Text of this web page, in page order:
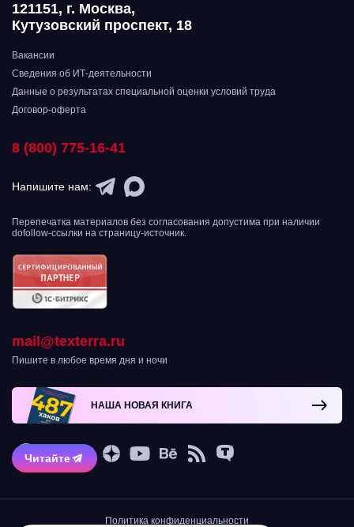
Читайте
121151, г. Москва,
Кутузовский проспект, 18
Вакансии
Сведения об ИТ-деятельности
Данные о результатах специальной оценки условий труда
Договор-оферта
8 (800) 775-16-41
Напишите нам:
Перепечатка материалов без согласования допустима при наличии
dofollow-ссылки на страницу-источник.
mail@texterra.ru
Пишите в любое время дня и ночи
НАША НОВАЯ КНИГА
Политика конфиденциальности